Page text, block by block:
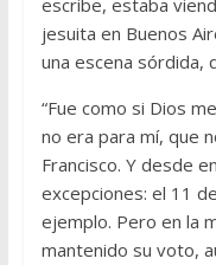
escribe, estaba
jesuita en Buenos
una escena sórdida,
“Fue como si Dios
no era para mí, que
Francisco. Y desde
excepciones: el 11
ejemplo. Pero en la
mantenido su voto,